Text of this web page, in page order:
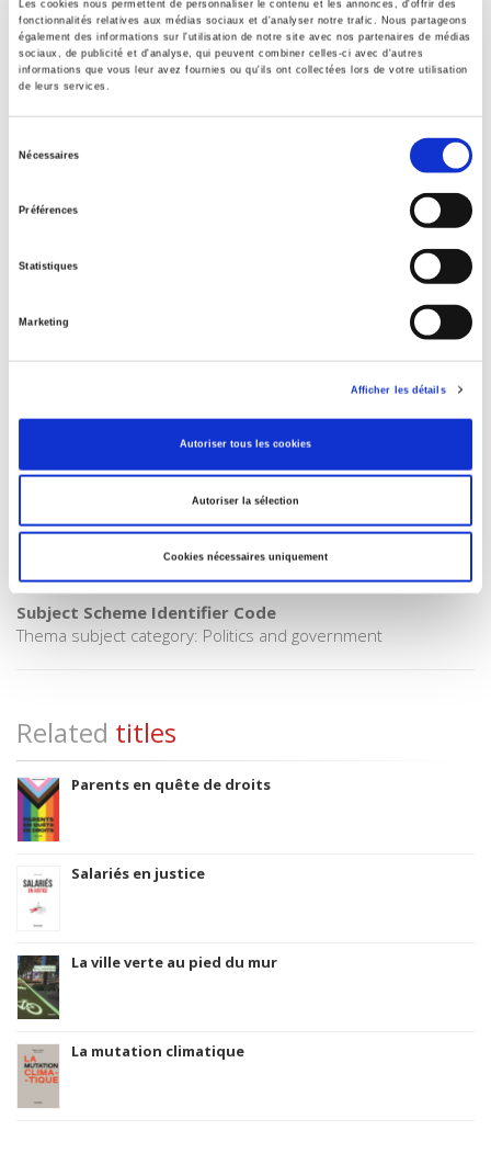
Les cookies nous permettent de personnaliser le contenu et les annonces, d'offrir des
fonctionnalités relatives aux médias sociaux et d'analyser notre trafic. Nous partageons
également des informations sur l'utilisation de notre site avec nos partenaires de médias
sociaux, de publicité et d'analyse, qui peuvent combiner celles-ci avec d'autres
informations que vous leur avez fournies ou qu'ils ont collectées lors de votre utilisation
de leurs services.
Nécessaires
Préférences
Statistiques
Marketing
Afficher les détails
Autoriser tous les cookies
Autoriser la sélection
Cookies nécessaires uniquement
Fondation nationale des sciences politiques France
Collection
Académique
French
Tags
Publisher Category
Publisher Category
Publisher Category
Onix Audience Codes
06 Professional and scholarly
CLIL (Version 2013-2019)
3283 SCIENCES POLITIQUES
Title First Published
1979
Subject Scheme Identifier Code
Thema subject category: Politics and government
Related titles
Parents en quête de droits
Salariés en justice
La ville verte au pied du mur
La mutation climatique